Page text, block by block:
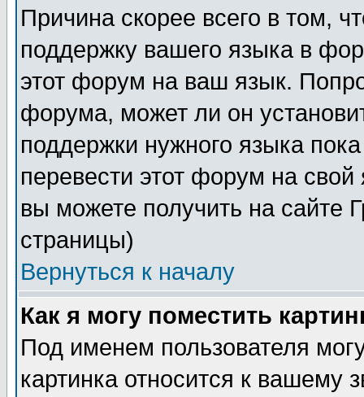
Причина скорее всего в том,
поддержку вашего языка в
этот форум на ваш язык.
форума, может ли он
поддержки нужного языка
перевести этот форум на
вы можете получить на сайте
страницы)
Вернуться к началу
Как я могу поместить
Под именем пользователя
картинка относится к вашему